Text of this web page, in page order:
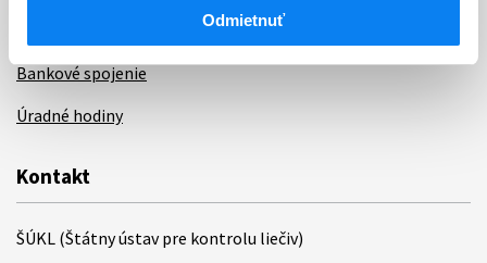
Odmietnuť
Bankové spojenie
Úradné hodiny
Kontakt
ŠÚKL (Štátny ústav pre kontrolu liečiv)